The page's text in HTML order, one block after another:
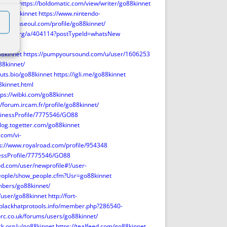
https://boldomatic.com/view/writer/go88kinnet
go88kinnet https://www.nintendo-
profile/go88kinnet/
a/404114?postTypeId=whatsNew
https://pumpyoursound.com/u/user/1606253
go88kinnet https://igli.me/go88kinnet
wibki.com/go88kinnet
forum.ircam.fr/profile/go88kinnet/
7775546/GO88
go88kinnet
vi-
www.royalroad.com/profile/954348
7775546/GO88
user/newprofile#!/user-
show_people.cfm?Usr=go88kinnet
go88kinnet/
go88kinnet http://fort-
member.php?286540-
forums/users/go88kinnet/